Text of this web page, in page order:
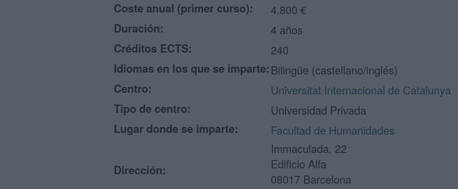
Coste anual (primer curso):
4.800 €
Duración:
4 años
Créditos ECTS:
240
Idiomas en los que se imparte:Bilingüe (castellano/inglés)
Centro:
Universitat Internacional de Catalunya
Tipo de centro:
Universidad Privada
Lugar donde se imparte:
Facultad de Humanidades
Dirección:
Immaculada, 22
Edificio Alfa
08017 Barcelona